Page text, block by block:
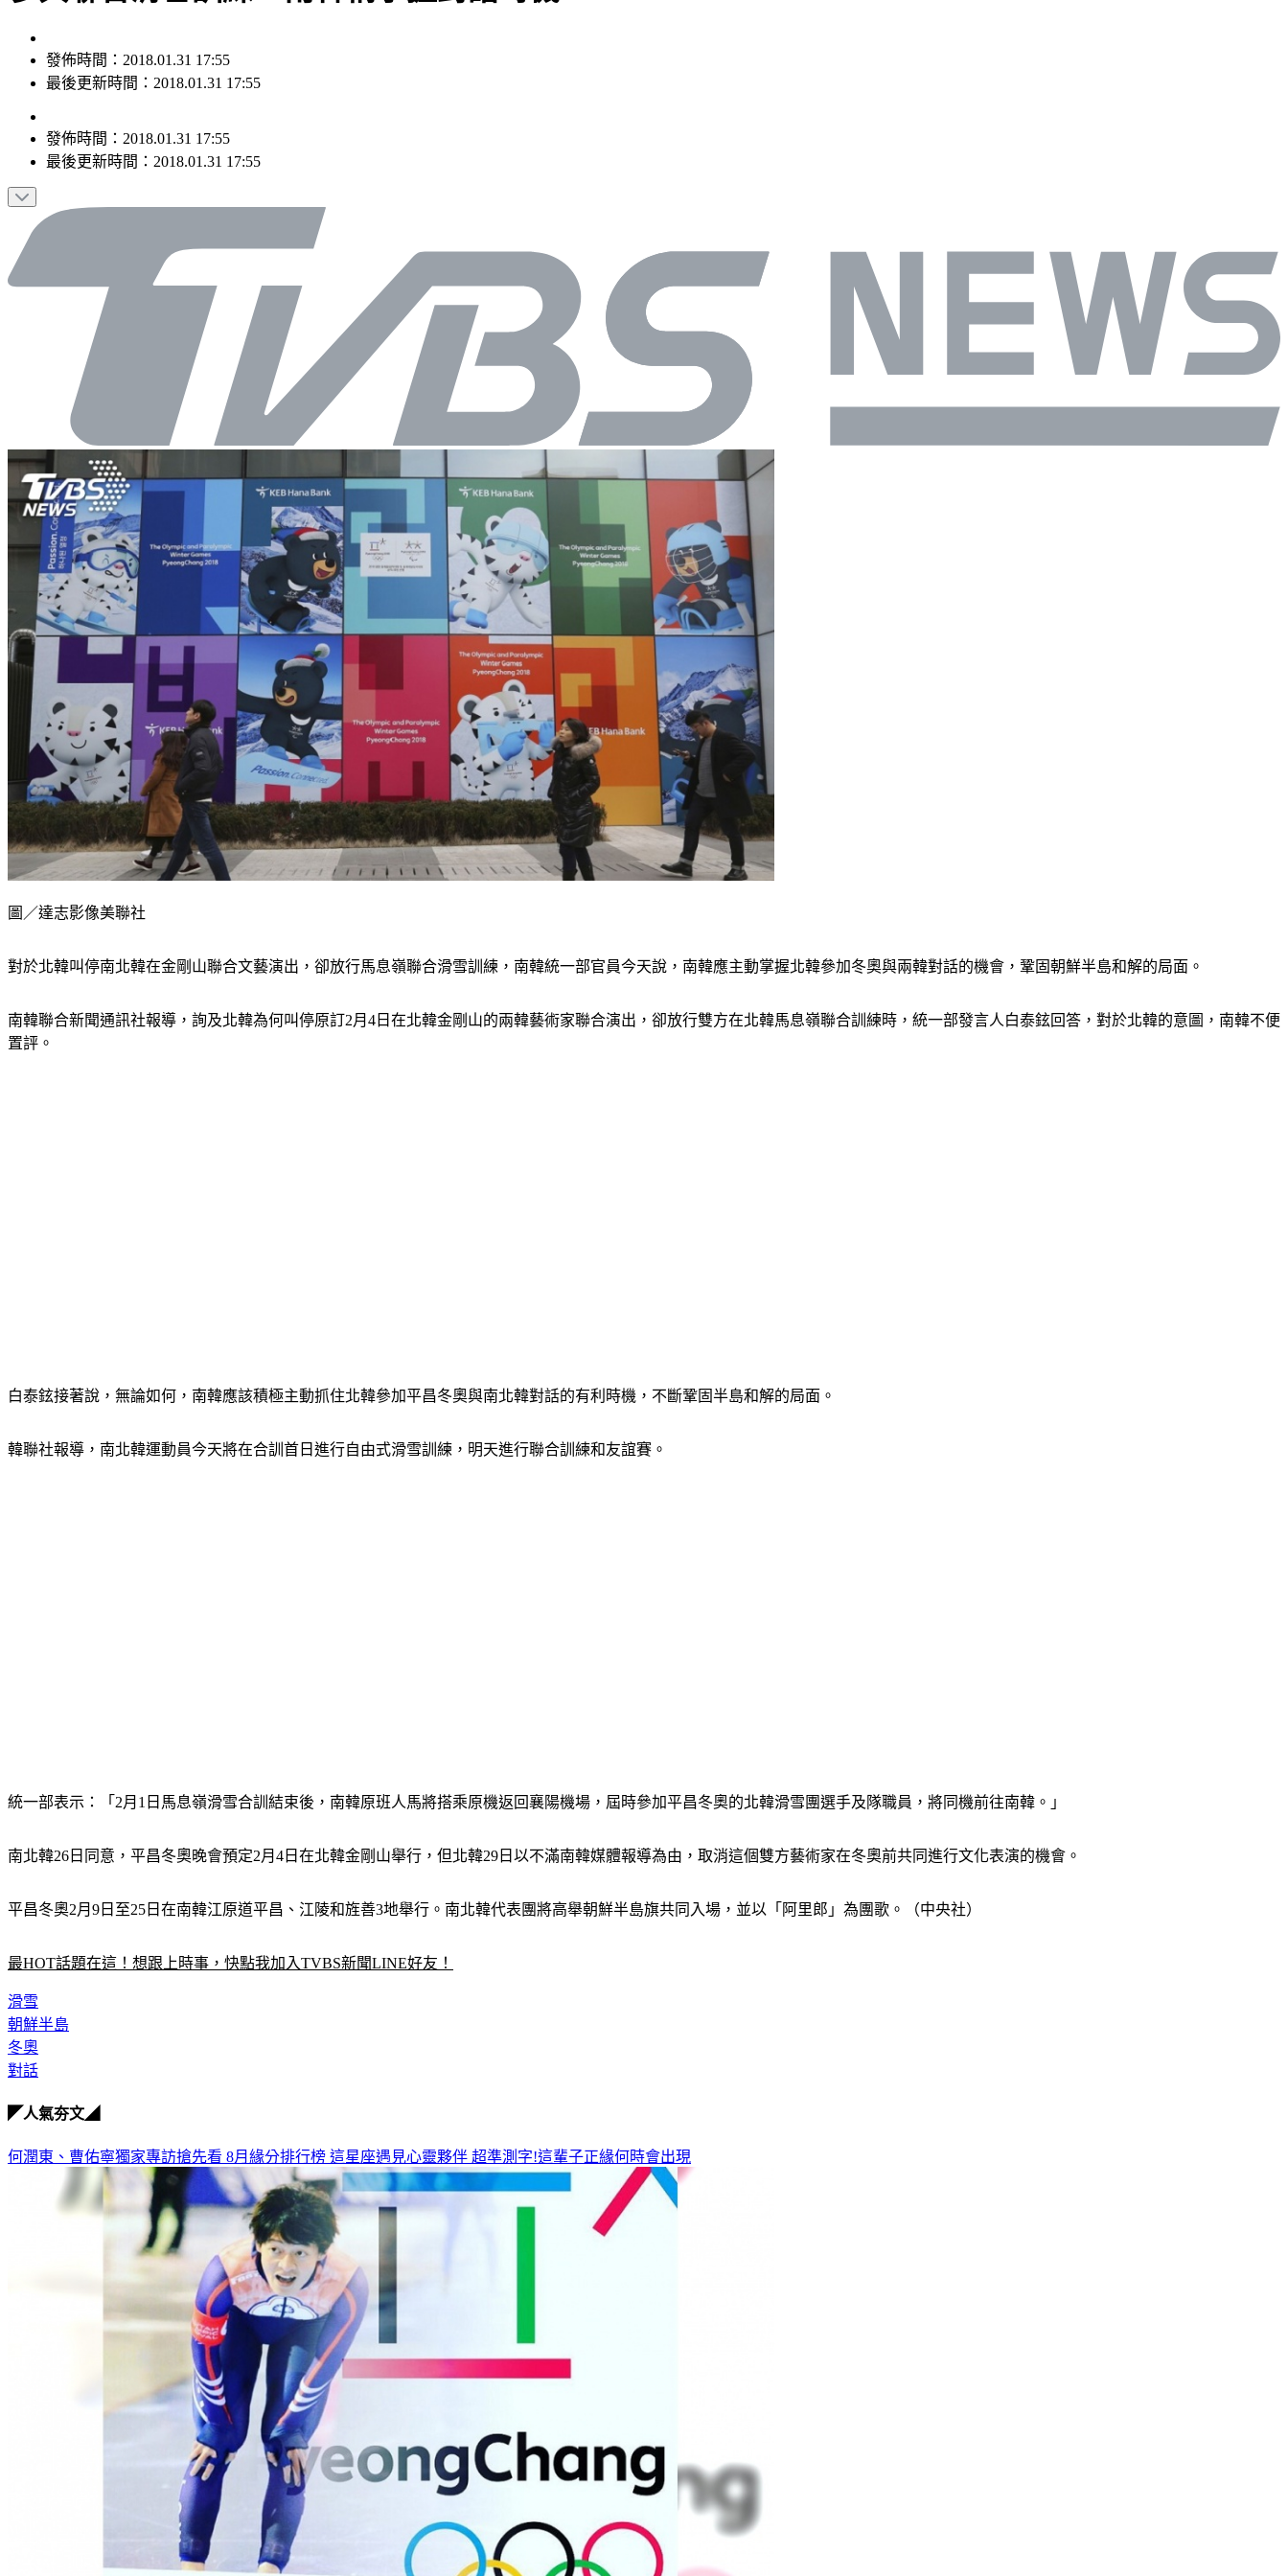
發佈時間：2018.01.31 17:55
最後更新時間：2018.01.31 17:55
發佈時間： 2018.01.31 17:55
最後更新時間： 2018.01.31 17:55
圖／達志影像美聯社
對於北韓叫停南北韓在金剛山聯合文藝演出，卻放行馬息嶺聯合滑雪訓練，南韓統一部官員今天說，南韓應主動掌握北韓參加冬奧與兩韓對話的機會，鞏固朝鮮半島和解的局面。
南韓聯合新聞通訊社報導，詢及北韓為何叫停原訂2月4日在北韓金剛山的兩韓藝術家聯合演出，卻放行雙方在北韓馬息嶺聯合訓練時，統一部發言人白泰鉉回答，對於北韓的意圖，南韓不便
置評。
白泰鉉接著說，無論如何，南韓應該積極主動抓住北韓參加平昌冬奧與南北韓對話的有利時機，不斷鞏固半島和解的局面。
韓聯社報導，南北韓運動員今天將在合訓首日進行自由式滑雪訓練，明天進行聯合訓練和友誼賽。
統一部表示：「2月1日馬息嶺滑雪合訓結束後，南韓原班人馬將搭乘原機返回襄陽機場，屆時參加平昌冬奧的北韓滑雪團選手及隊職員，將同機前往南韓。」
南北韓26日同意，平昌冬奧晚會預定2月4日在北韓金剛山舉行，但北韓29日以不滿南韓媒體報導為由，取消這個雙方藝術家在冬奧前共同進行文化表演的機會。
平昌冬奧2月9日至25日在南韓江原道平昌、江陵和旌善3地舉行。南北韓代表團將高舉朝鮮半島旗共同入場，並以「阿里郎」為團歌。（中央社）
最HOT話題在這！想跟上時事，快點我加入TVBS新聞LINE好友！
滑雪
朝鮮半島
冬奧
對話
◤人氣夯文◢
何潤東、曹佑寧獨家專訪搶先看 8月緣分排行榜 這星座遇見心靈夥伴 超準測字!這輩子正緣何時會出現